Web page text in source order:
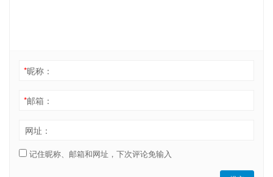
*昵称：
*邮箱：
网址：
记住昵称、邮箱和网址，下次评论免输入